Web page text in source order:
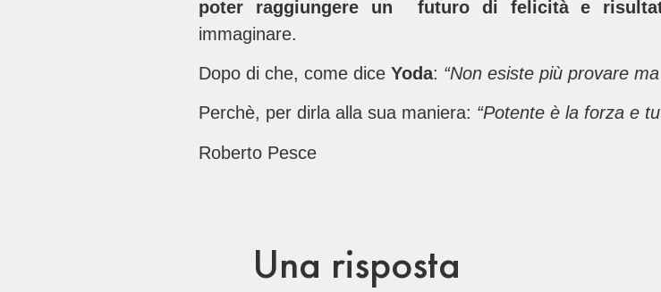
poter raggiungere un futuro di felicità e
immaginare.
Dopo di che, come dice Yoda: “Non esiste più provare
Perchè, per dirla alla sua maniera: “Potente è la forza e
Roberto Pesce
Una risposta